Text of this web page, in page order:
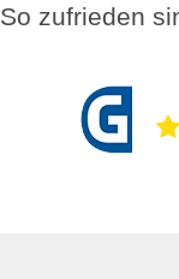
So zufrieden